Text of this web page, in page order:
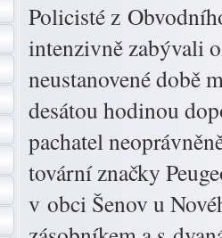
Policisté z
intenzivně zabývali
neustanovené době
desátou hodinou
pachatel
tovární značky
v obci Šenov u